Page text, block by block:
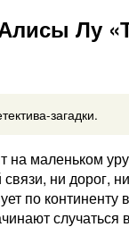
Лу
загадки.
маленьком
ни дорог,
по континенту